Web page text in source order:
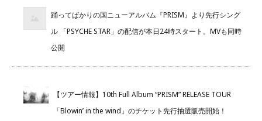
踊ってばかりの国ニューアルバム『PRISM』より先行シング
ル 「PSYCHE STAR」の配信が本日24時スタート。MVも同時
公開
【ツアー情報】10th Full Album “PRISM” RELEASE TOUR
「Blowin’ in the wind」のチケット先行抽選販売開始！